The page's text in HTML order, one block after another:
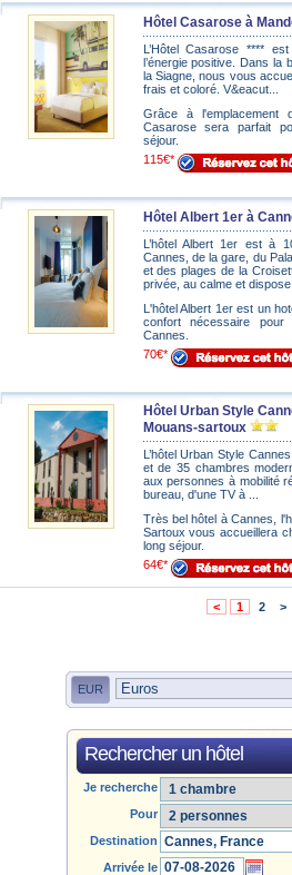
Hôtel Casarose à
L’Hôtel Casarose ****
l’énergie positive. Dans
la Siagne, nous vous
frais et coloré. V&eacut...
Grâce à l'emplacement
Casarose sera parfait
séjour.
115€*
Hôtel Albert 1er à
L’hôtel Albert 1er est à
Cannes, de la gare, du
et des plages de la
privée, au calme et dispose
L'hôtel Albert 1er est un
confort nécessaire
Cannes.
70€*
Hôtel Urban Style
Mouans-sartoux
L’hôtel Urban Style
et de 35 chambres
aux personnes à mobilité
bureau, d'une TV à ...
Très bel hôtel à Cannes,
Sartoux vous accueillera
long séjour.
64€*
< 1 2 >
EUR
Rechercher un hôtel
Je recherche
Pour
Destination
Arrivée le